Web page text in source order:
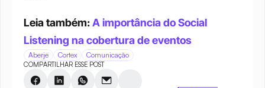
Leia também: A importância do Social
Listening na cobertura de eventos
Aberje Cortex Comunicação
COMPARTILHAR ESSE POST